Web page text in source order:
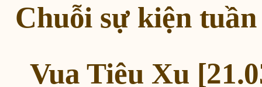
Chuỗi sự kiện
Vua Tiêu Xu